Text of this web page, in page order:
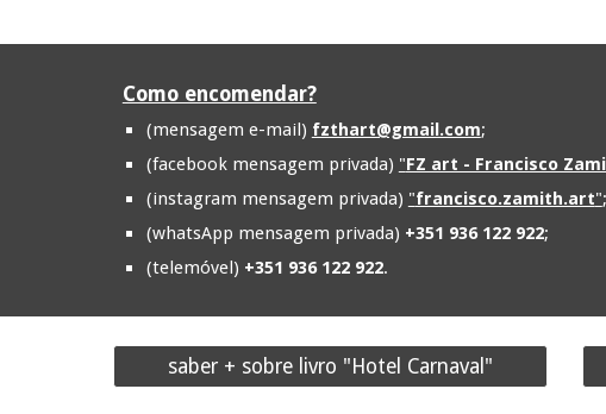
Como encomendar?
(mensagem e-mail) fzthart@gmail.com;
(facebook mensagem privada) "FZ art - Francisco
(instagram mensagem privada) "francisco.zamith.art";
(whatsApp mensagem privada) +351 936 122 922;
(telemóvel) +351 936 122 922.
saber + sobre livro "Hotel Carnaval"